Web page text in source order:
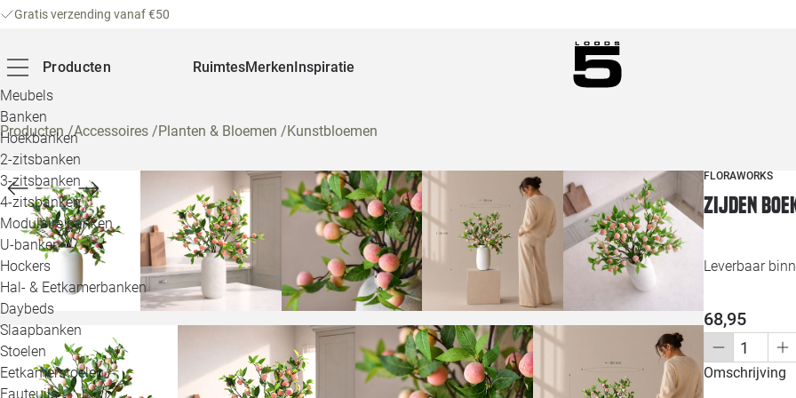
Gratis verzending vanaf €50
Producten
Meubels
Banken
Hoekbanken
2-zitsbanken
3-zitsbanken
4-zitsbanken
Modulaire banken
U-banken
Hockers
Hal- & Eetkamerbanken
Daybeds
Slaapbanken
Stoelen
Eetkamerstoelen
Fauteuils
RuimtesMerkenInspiratie
Producten/Accessoires /Planten & Bloemen /Kunstbloemen
FLORAWORKS
Zijden
Leverbaar
68,95
Omschrijving